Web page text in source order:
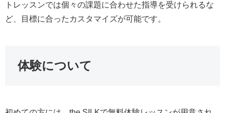
トレッスンでは個々の課題に合わせた指導を受けられるな
ど、目標に合ったカスタマイズが可能です。
体験について